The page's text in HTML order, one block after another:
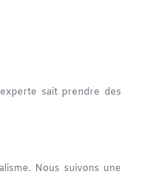
sait prendre des
Nous suivons une